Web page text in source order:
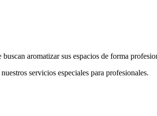
aromatizar sus espacios de forma
servicios especiales para profesionales.